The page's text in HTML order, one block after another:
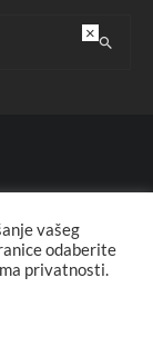
Developed by:
vašeg
odaberite
privatnosti.
×